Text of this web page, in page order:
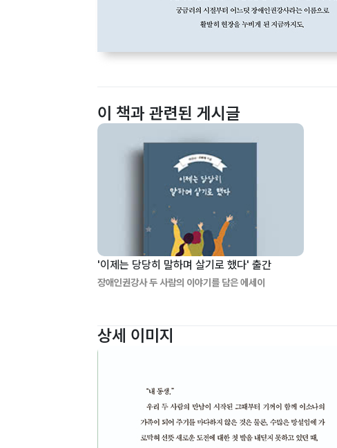
이 책과 관련된 게시글
'이제는 당당히 말하며 살기로 했다' 출간
장애인권강사 두 사람의 이야기를 담은 에세이
상세 이미지